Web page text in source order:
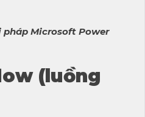
Microsoft Power
(luồng